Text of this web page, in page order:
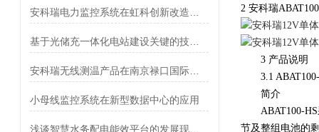
小母线监控系统在新型数据中心的应用
2 安科瑞
3 产品说明
3.1 ABAT100-
简介
ABAT100-HS
节及整组电池的